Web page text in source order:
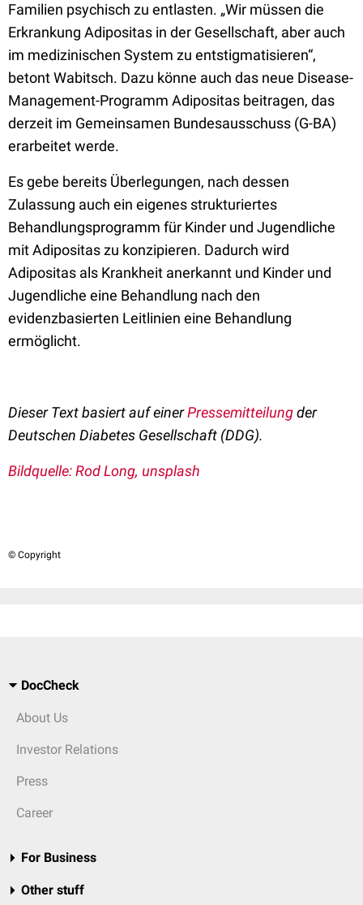
Familien psychisch zu entlasten. „Wir müssen die
Erkrankung Adipositas in der Gesellschaft, aber auch
im medizinischen System zu entstigmatisieren“,
betont Wabitsch. Dazu könne auch das neue Disease-
Management-Programm Adipositas beitragen, das
derzeit im Gemeinsamen Bundesausschuss (G-BA)
erarbeitet werde.
Es gebe bereits Überlegungen, nach dessen
Zulassung auch ein eigenes strukturiertes
Behandlungsprogramm für Kinder und Jugendliche
mit Adipositas zu konzipieren. Dadurch wird
Adipositas als Krankheit anerkannt und Kinder und
Jugendliche eine Behandlung nach den
evidenzbasierten Leitlinien eine Behandlung
ermöglicht.
Dieser Text basiert auf einerPressemitteilungder
Deutschen Diabetes Gesellschaft (DDG).
Bildquelle: Rod Long, unsplash
© Copyright
DocCheck
About Us
Investor Relations
Press
Career
For Business
Other stuff